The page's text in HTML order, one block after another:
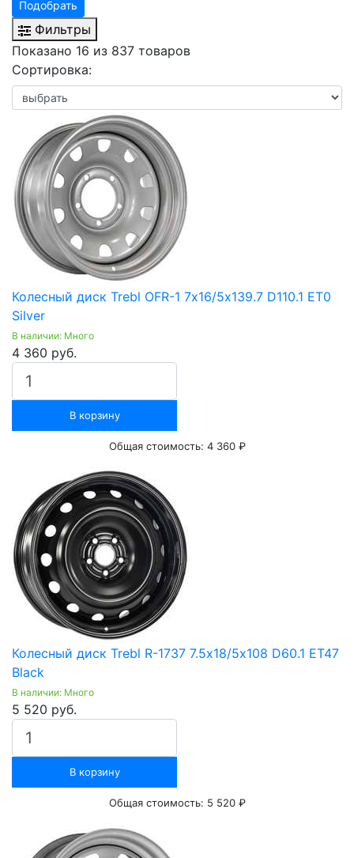
Подобрать
Фильтры
Показано 16 из 837 товаров
Сортировка:
Колесный диск Trebl OFR-1 7х16/5х139.7 D110.1 ET0
Silver
В наличии: Много
4 360 руб.
В корзину
Общая стоимость: 4 360 ₽
Колесный диск Trebl R-1737 7.5х18/5х108 D60.1 ET47
Black
В наличии: Много
5 520 руб.
В корзину
Общая стоимость: 5 520 ₽